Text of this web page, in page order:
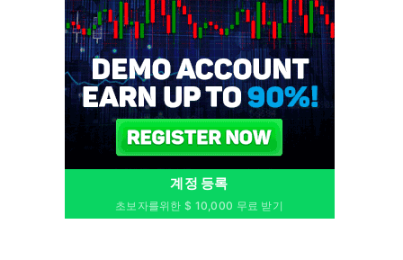
계정 등록
초보자를위한 $ 10,000 무료 받기